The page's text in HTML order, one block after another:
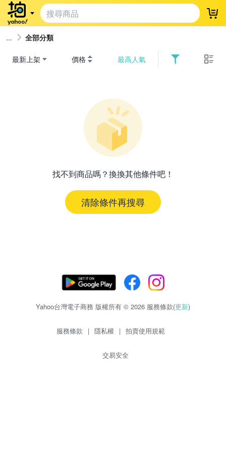
登
全部分類
最新上架 價格 最高人氣
找不到商品嗎？換換其他條件吧！
清除條件再搜尋
Yahoo台灣電子商務 版權所有 © 2026 服務條款(更新)
服務條款 | 隱私權 | 拍賣使用規範
交易安全